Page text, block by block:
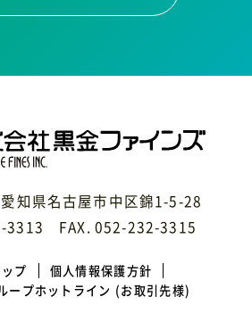
知県名古屋市中区錦1-5-28
3313 FAX. 052-232-3315
プ
個人情報保護方針
ープホットライン (お取引先様)